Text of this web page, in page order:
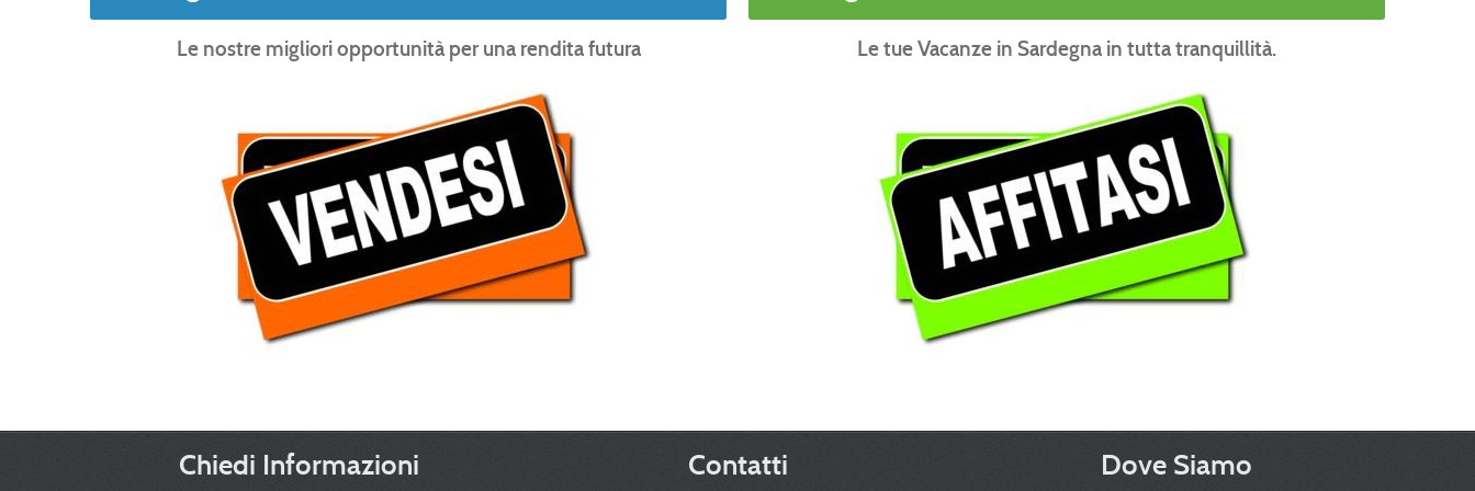
Le nostre migliori opportunità per una rendita futura Le tue Vacanze in Sardegna in tutta tranquillità.
Chiedi Informazioni Contatti Dove Siamo